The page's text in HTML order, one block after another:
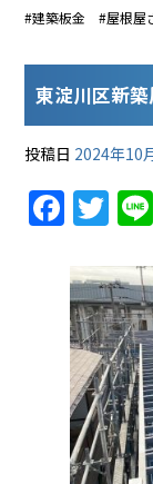
#建築板金 #屋根
東淀川区新
投稿日 2024年10
F
a
c
e
b
o
o
k
T
w
itt
er